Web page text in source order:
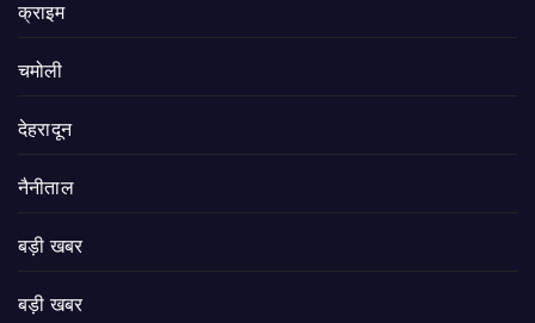
क्राइम
चमोली
देहरादून
नैनीताल
बड़ी खबर
बड़ी खबर